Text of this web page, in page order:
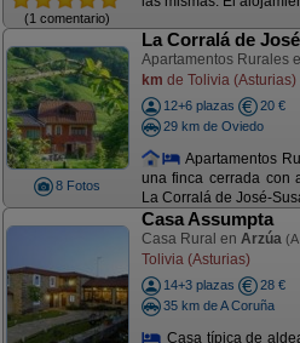
(1 comentario)
8 Fotos
La Corralá de
Apartamentos Rurales
km de Tolivia (Asturias)
12+6 plazas
20 €
29 km de Oviedo
Apartamentos
una finca cerrada con
La Corralá de José-
Casa Assumpta
Casa Rural en Arzúa
Tolivia (Asturias)
14+3 plazas
28 €
35 km de A Coruña
Casa típica de